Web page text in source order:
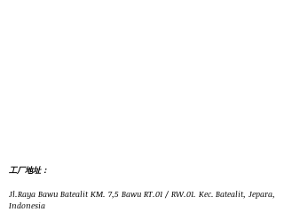
工厂地址：
Jl.Raya Bawu Batealit KM. 7,5 Bawu RT.01 / RW.01. Kec. Batealit, Jepara,
Indonesia